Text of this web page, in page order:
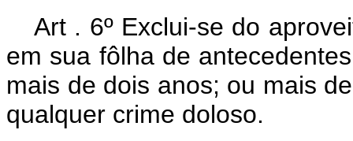
Art . 6º Exclui-se do
em sua fôlha de
mais de dois anos; ou mais
qualquer crime doloso.